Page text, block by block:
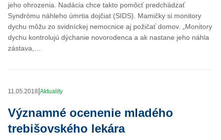
jeho ohrozenia. Nadácia chce takto pomôcť predchádzať
Syndrómu náhleho úmrtia dojčiat (SIDS). Mamičky si monitory
dychu môžu zo svidníckej nemocnice aj požičať domov. „Monitory
dychu kontrolujú dýchanie novorodenca a ak nastane jeho náhla
zástava,…
11.05.2018 Aktuality
Významné ocenenie mladého
trebišovského lekára